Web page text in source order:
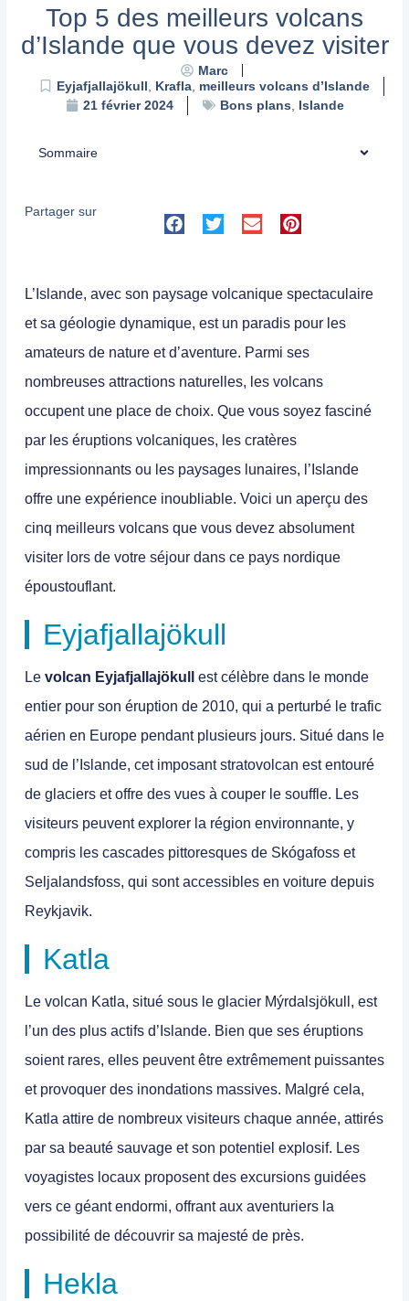
Top 5 des meilleurs volcans
d’Islande que vous devez visiter
Marc
Eyjafjallajökull
Krafla, meilleurs volcans d’Islande
21 février 2024
Bons plans Islande
Sommaire
Partager sur
L’Islande, avec son paysage volcanique spectaculaire
et sa géologie dynamique, est un paradis pour les
amateurs de nature et d’aventure. Parmi ses
nombreuses attractions naturelles, les volcans
occupent une place de choix. Que vous soyez fasciné
par les éruptions volcaniques, les cratères
impressionnants ou les paysages lunaires, l’Islande
offre une expérience inoubliable. Voici un aperçu des
cinq meilleurs volcans que vous devez absolument
visiter lors de votre séjour dans ce pays nordique
époustouflant.
Eyjafjallajökull
Le volcan Eyjafjallajökull
est célèbre dans le monde
entier pour son éruption de 2010, qui a perturbé le trafic
aérien en Europe pendant plusieurs jours. Situé dans le
sud de l’Islande, cet imposant stratovolcan est entouré
de glaciers et offre des vues à couper le souffle. Les
visiteurs peuvent explorer la région environnante, y
compris les cascades pittoresques de Skógafoss et
Seljalandsfoss, qui sont accessibles en voiture depuis
Reykjavik.
Katla
Le volcan Katla, situé sous le glacier Mýrdalsjökull, est
l’un des plus actifs d’Islande. Bien que ses éruptions
soient rares, elles peuvent être extrêmement puissantes
et provoquer des inondations massives. Malgré cela,
Katla attire de nombreux visiteurs chaque année, attirés
par sa beauté sauvage et son potentiel explosif. Les
voyagistes locaux proposent des excursions guidées
vers ce géant endormi, offrant aux aventuriers la
possibilité de découvrir sa majesté de près.
Hekla